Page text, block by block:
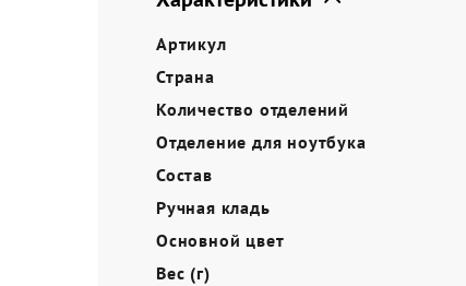
Акции
Артикул
Страна
Количество отделений
Отделение для ноутбука
Состав
Ручная кладь
Основной цвет
Вес (г)